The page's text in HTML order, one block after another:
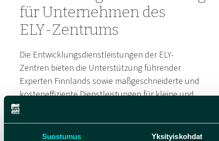
Suostumus Yksityiskohdat
für Unternehmen des
ELY-Zentrums
Die Entwicklungsdienstleistungen der ELY-
Zentren bieten die Unterstützung führender
Experten Finnlands sowie maßgeschneiderte und
kosteneffiziente Dienstleistungen für kleine und
weiterentwickeln, wachsen, sich erneuern und
internationalisieren möchten.